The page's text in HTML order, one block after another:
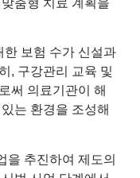
춤형 치료 계획을
한 보험 수가 신설과
, 구강관리 교육 및
써 의료기관이 해
는 환경을 조성해
을 추진하여 제도의